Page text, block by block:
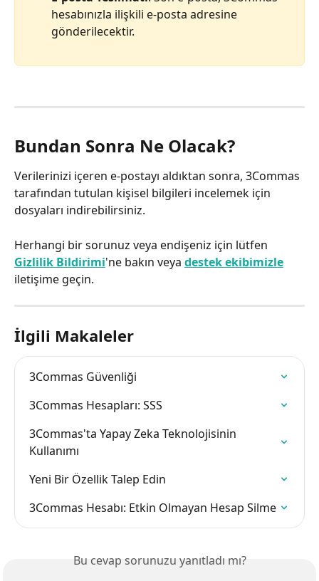
hesabınızla ilişkili e-posta adresine
gönderilecektir.
Bundan Sonra Ne Olacak?
Verilerinizi içeren e-postayı aldıktan sonra, 3Commas
tarafından tutulan kişisel bilgileri incelemek için
dosyaları indirebilirsiniz.
Herhangi bir sorunuz veya endişeniz için lütfen
Gizlilik Bildirimi'ne bakın veya destek ekibimizle
iletişime geçin.
İlgili Makaleler
3Commas Güvenliği
3Commas Hesapları: SSS
3Commas'ta Yapay Zeka Teknolojisinin
Kullanımı
Yeni Bir Özellik Talep Edin
3Commas Hesabı: Etkin Olmayan Hesap Silme
Bu cevap sorunuzu yanıtladı mı?